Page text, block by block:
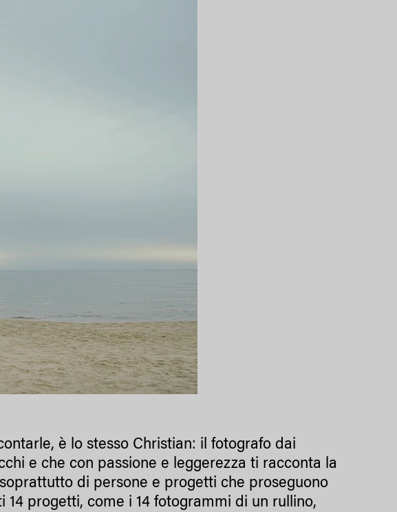
è lo stesso Christian: il fotografo dai
e che con passione e leggerezza ti racconta la
di persone e progetti che proseguono
14 progetti, come i 14 fotogrammi di un rullino,